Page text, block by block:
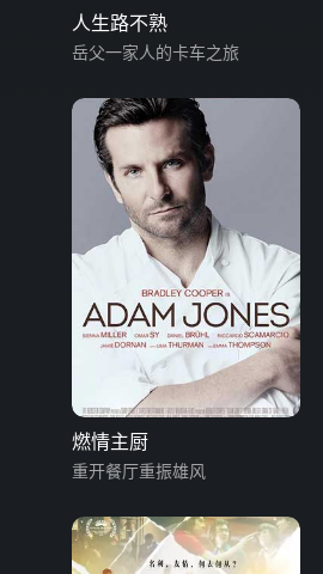
人生路不熟
岳父一家人的卡车之旅
燃情主厨
重开餐厅重振雄风